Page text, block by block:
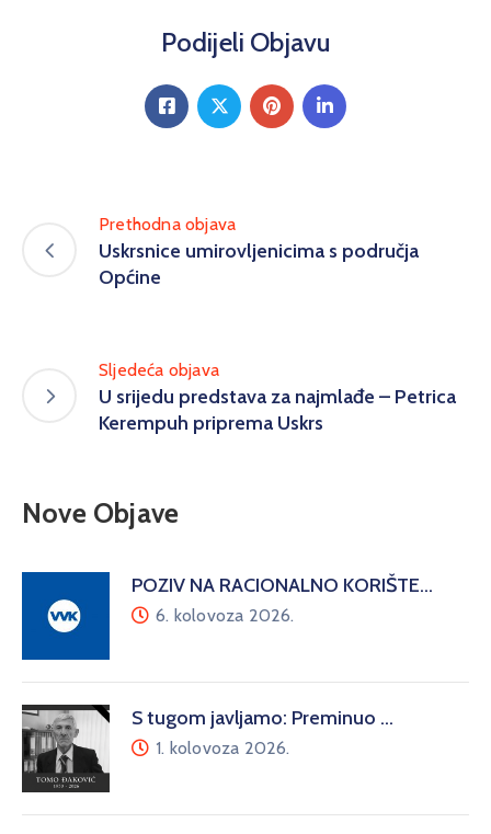
Podijeli Objavu
Prethodna objava
Uskrsnice umirovljenicima s područja
Općine
Sljedeća objava
U srijedu predstava za najmlađe – Petrica
Kerempuh priprema Uskrs
Nove Objave
POZIV NA RACIONALNO KORIŠTE…
6. kolovoza 2026.
S tugom javljamo: Preminuo …
1. kolovoza 2026.